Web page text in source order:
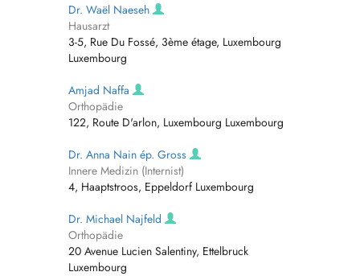
Dr. Waël Naeseh
Hausarzt
3-5, Rue Du Fossé, 3ème étage, Luxembourg
Luxembourg
Amjad Naffa
Orthopädie
122, Route D'arlon, Luxembourg Luxembourg
Dr. Anna Nain ép. Gross
Innere Medizin (Internist)
4, Haaptstroos, Eppeldorf Luxembourg
Dr. Michael Najfeld
Orthopädie
20 Avenue Lucien Salentiny, Ettelbruck
Luxembourg